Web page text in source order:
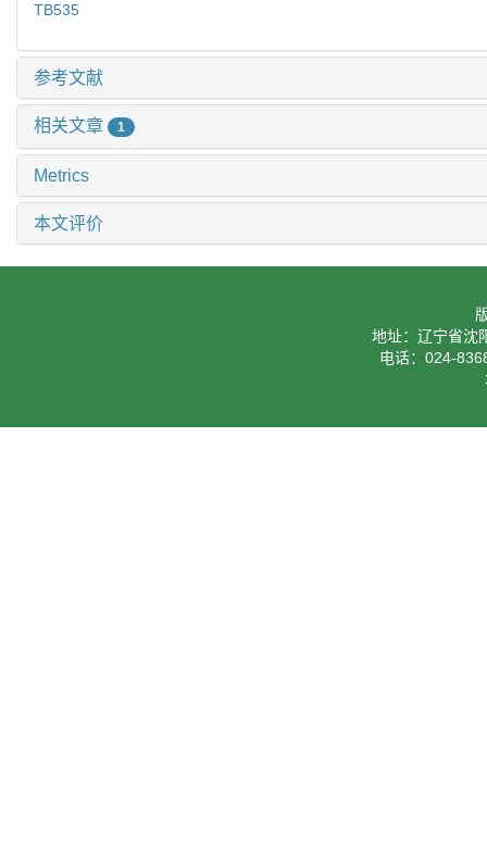
TB535
参考文献
相关文章 1
Metrics
本文评价
地址：辽宁省沈
电话：024-